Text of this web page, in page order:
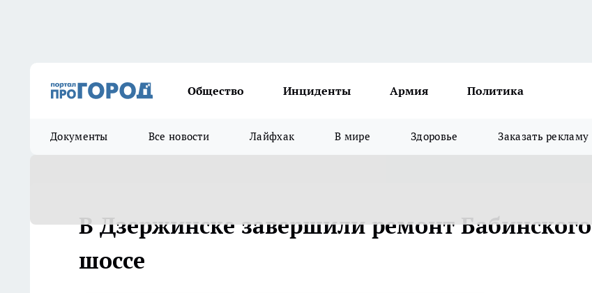
Общество Инциденты Армия Политика
Документы Все новости Лайфхак В мире Здоровье Заказать рекламу
В Дзержинске завершили ремонт Бабинского
шоссе